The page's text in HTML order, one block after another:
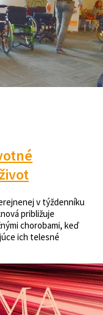
v týždenníku
približuje
chorobami, keď
ich telesné